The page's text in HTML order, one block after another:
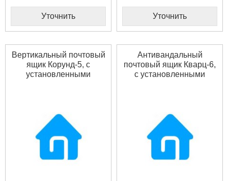
Уточнить Уточнить
Вертикальный почтовый
ящик Корунд-5, с
установленными
Антивандальный
почтовый ящик Кварц-6,
с установленными